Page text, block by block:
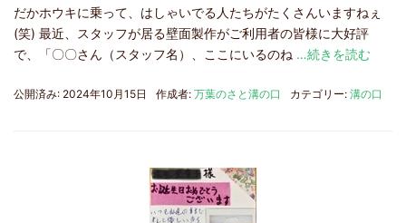
だかホウキに乗って、はしゃいでる人たちがたくさんいますねぇ
(笑) 最近、スタッフが居る壁面製作がご利用者の皆様に大好評
で、「〇〇さん（スタッフ名）、ここにいるのね …続きを読む
公開済み: 2024年10月15日 作成者: 万葉のさと溝の口 カテゴリー: 溝の口